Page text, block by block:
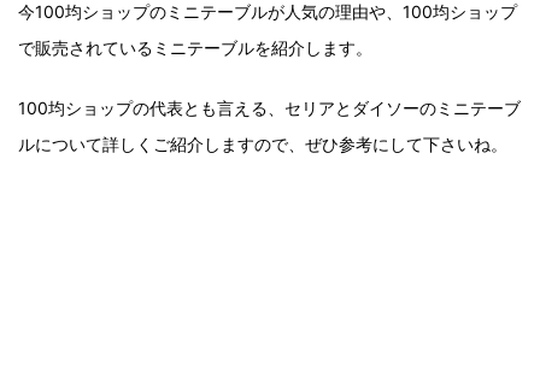
今100均ショップのミニテーブルが人気の理由や、100均ショップ
で販売されているミニテーブルを紹介します。
100均ショップの代表とも言える、セリアとダイソーのミニテーブ
ルについて詳しくご紹介しますので、ぜひ参考にして下さいね。